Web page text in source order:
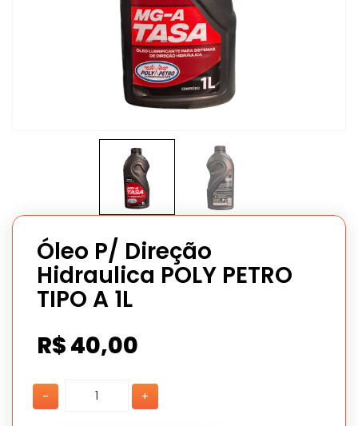
Óleo P/ Direção
Hidraulica POLY PETRO
TIPO A 1L
R$40,00
Óleo
Óleo
+
-